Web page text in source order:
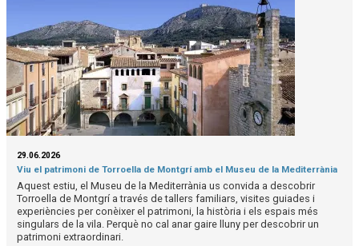
29.06.2026
Viu el patrimoni de Torroella de Montgrí amb el Museu de la Mediterrània
Aquest estiu, el Museu de la Mediterrània us convida a descobrir
Torroella de Montgrí a través de tallers familiars, visites guiades i
experiències per conèixer el patrimoni, la història i els espais més
singulars de la vila. Perquè no cal anar gaire lluny per descobrir un
patrimoni extraordinari.